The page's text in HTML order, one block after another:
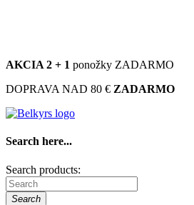
AKCIA 2 + 1 ponožky ZADARMO
DOPRAVA NAD 80 € ZADARMO
Search here...
Search products:
Search